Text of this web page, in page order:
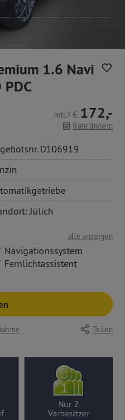
1.6 Navi
PDC
mtl.1 € 172,-
Rate ändern
D106919
Jülich
alle anzeigen
Navigationssystem
Fernlichtassistent
Teilen
Nur 2
Vorbesitzer